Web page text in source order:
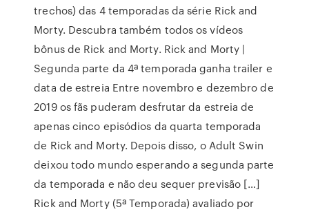
trechos) das 4 temporadas da série Rick and
Morty. Descubra também todos os vídeos
bônus de Rick and Morty. Rick and Morty |
Segunda parte da 4ª temporada ganha trailer e
data de estreia Entre novembro e dezembro de
2019 os fãs puderam desfrutar da estreia de
apenas cinco episódios da quarta temporada
de Rick and Morty. Depois disso, o Adult Swin
deixou todo mundo esperando a segunda parte
da temporada e não deu sequer previsão […]
Rick and Morty (5ª Temporada) avaliado por